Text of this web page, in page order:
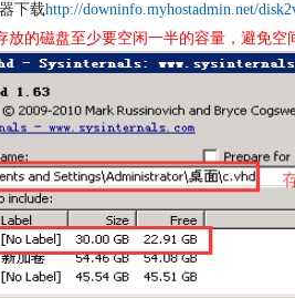
下载http://downinfo.myhostadmin.net/
放的磁盘至少要空闲一半的容量，避免